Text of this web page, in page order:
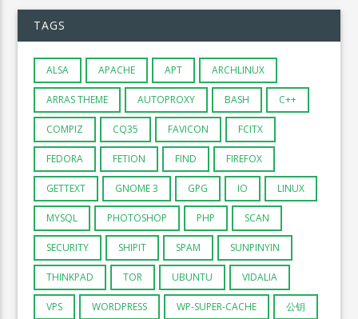
TAGS
ALSA APACHE APT ARCHLINUX
ARRAS THEME AUTOPROXY BASH C++
COMPIZ CQ35 FAVICON FCITX
FEDORA FETION FIND FIREFOX
GETTEXT GNOME 3 GPG IO LINUX
MYSQL PHOTOSHOP PHP SCAN
SECURITY SHIPIT SPAM SUNPINYIN
THINKPAD TOR UBUNTU VIDALIA
VPS WORDPRESS WP-SUPER-CACHE 公钥